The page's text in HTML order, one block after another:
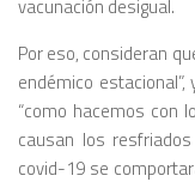
vacunación desigual.
Por eso, consideran
endémico
“como hacemos con
causan los
covid-19 se